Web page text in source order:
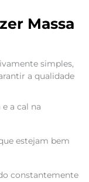
Massa
simples,
a qualidade
a cal na
estejam bem
constantemente